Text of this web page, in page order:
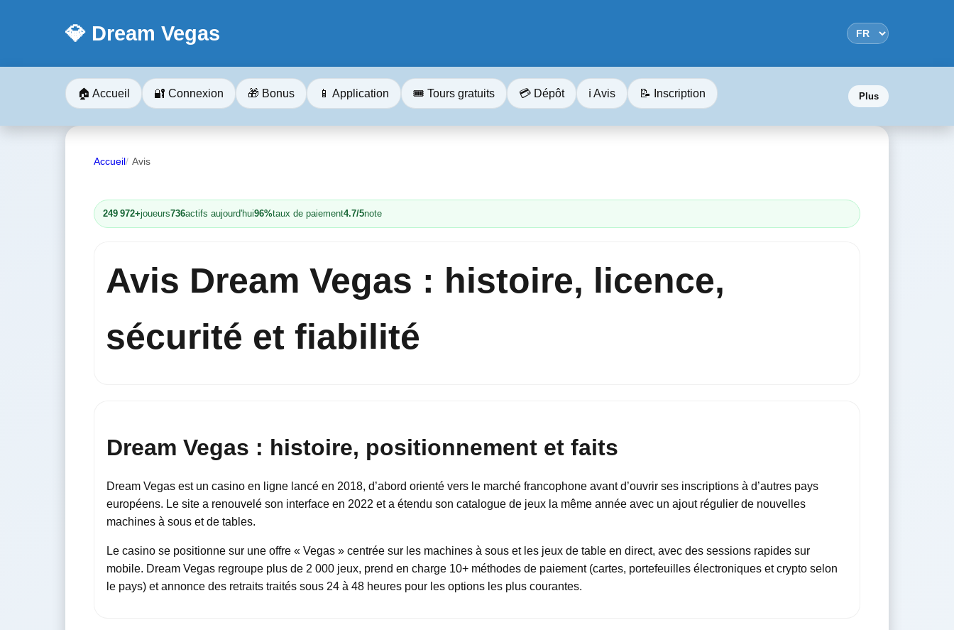
💎 Dream Vegas
🏠 Accueil 🔐 Connexion 🎁 Bonus 📱 Application 🎟️ Tours gratuits 💳 Dépôt ℹ️ Avis 📝 Inscription Plus
Accueil Avis
249 972+joueurs736actifs aujourd'hui96%taux de paiement4.7/5note
Avis Dream Vegas : histoire, licence,
sécurité et fiabilité
Dream Vegas : histoire, positionnement et faits
Dream Vegas est un casino en ligne lancé en 2018, d’abord orienté vers le marché francophone avant d’ouvrir ses inscriptions à d’autres pays
européens. Le site a renouvelé son interface en 2022 et a étendu son catalogue de jeux la même année avec un ajout régulier de nouvelles
machines à sous et de tables.
Le casino se positionne sur une offre « Vegas » centrée sur les machines à sous et les jeux de table en direct, avec des sessions rapides sur
mobile. Dream Vegas regroupe plus de 2 000 jeux, prend en charge 10+ méthodes de paiement (cartes, portefeuilles électroniques et crypto selon
le pays) et annonce des retraits traités sous 24 à 48 heures pour les options les plus courantes.